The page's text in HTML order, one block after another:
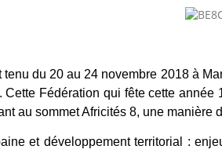
tenu du 20 au 24 novembre 2018 à
Cette Fédération qui fête cette
au sommet Africités 8, une manière
et développement territorial :